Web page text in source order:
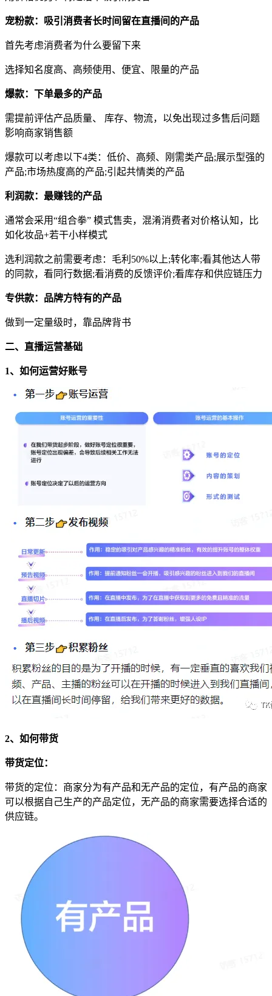
宠粉款：吸引消费者长时间留在直播间的产品
首先考虑消费者为什么要留下来
选择知名度高、高频使用、便宜、限量的产品
爆款：下单最多的产品
需提前评估产品质量、 库存、物流，以免出现过多售后问题
影响商家销售额
爆款可以考虑以下4类：低价、高频、刚需类产品;展示型强的
产品;市场热度高的产品;引起共情类的产品
利润款：最赚钱的产品
通常会采用“组合拳” 模式售卖，混淆消费者对价格认知，比
如化妆品+若干小样模式
选利润款之前需要考虑：毛利50%以上;转化率;看其他达人带
的同款，看同行数据;看消费的反馈评价;看库存和供应链压力
专供款：品牌方特有的产品
做到一定量级时，靠品牌背书
二、直播运营基础
1、如何运营好账号
2、如何带货
带货定位：
带货的定位：商家分为有产品和无产品的定位，有产品的商家
可以根据自己生产的产品定位，无产品的商家需要选择合适的
供应链。